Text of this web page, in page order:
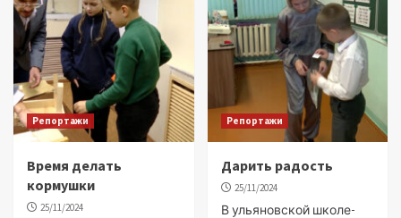
Репортажи
Время делать
кормушки
25/11/2024
Репортажи
Дарить радость
25/11/2024
В ульяновской школе-